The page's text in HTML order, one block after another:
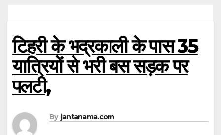
टिहरी के भद्रकाली के पास 35
यात्रियों से भरी बस सड़क पर
पलटी,
By jantanama.com